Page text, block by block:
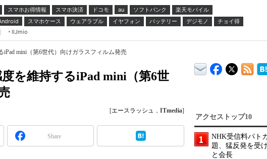
スマホお得情報 スマホ決済 ドコモ au ソフトバンク
楽天モバイル
スマホケース ウェアラブル イヤフォン バッテリー デジモノ
チョイ得
IIJmio
iPad mini（第6世代）向けガラスフィルム発売
を維持するiPad mini（第6世
[エースラッシュ ， ITmedia]
Share
アクセストップ10
NHK受信料パト
題、猛反発を受
と会長